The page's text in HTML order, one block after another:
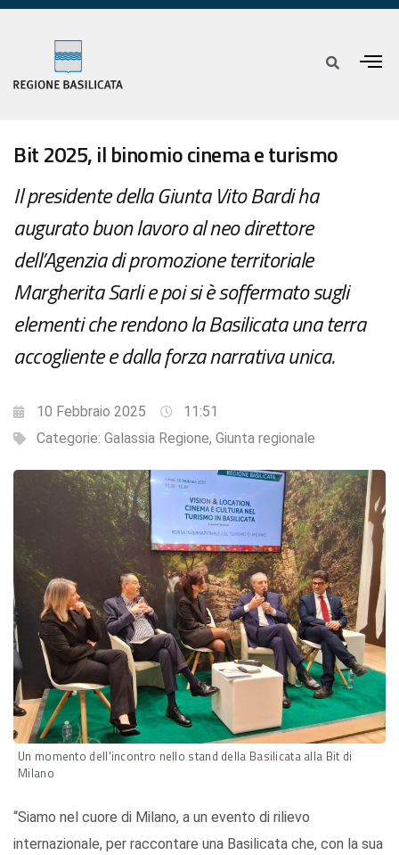
Bit 2025, il binomio cinema e turismo
Il presidente della Giunta Vito Bardi ha
augurato buon lavoro al neo direttore
dell’Agenzia di promozione territoriale
Margherita Sarli e poi si è soffermato sugli
elementi che rendono la Basilicata una terra
accogliente e dalla forza narrativa unica.
10 Febbraio 2025
11:51
Categorie: Galassia Regione, Giunta regionale
Un momento dell'incontro nello stand della Basilicata alla Bit di
Milano
“Siamo nel cuore di Milano, a un evento di rilievo
internazionale, per raccontare una Basilicata che, con la sua